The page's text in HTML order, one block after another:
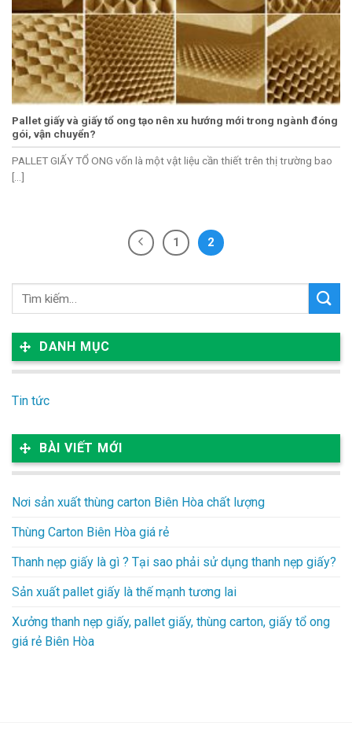
Pallet giấy và giấy tổ ong tạo nên xu hướng mới trong ngành đóng
gói, vận chuyển?
PALLET GIẤY TỔ ONG vốn là một vật liệu cần thiết trên thị trường bao
[...]
1 2
DANH MỤC
Tin tức
BÀI VIẾT MỚI
Nơi sản xuất thùng carton Biên Hòa chất lượng
Thùng Carton Biên Hòa giá rẻ
Thanh nẹp giấy là gì ? Tại sao phải sử dụng thanh nẹp giấy?
Sản xuất pallet giấy là thế mạnh tương lai
Xưởng thanh nẹp giấy, pallet giấy, thùng carton, giấy tổ ong
giá rẻ Biên Hòa